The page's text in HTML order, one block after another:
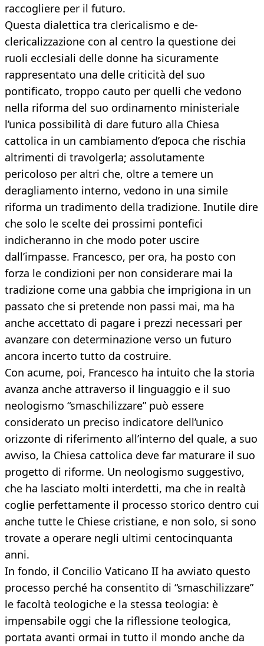
raccogliere per il futuro.
Questa dialettica tra clericalismo e de-
clericalizzazione con al centro la questione dei
ruoli ecclesiali delle donne ha sicuramente
rappresentato una delle criticità del suo
pontificato, troppo cauto per quelli che vedono
nella riforma del suo ordinamento ministeriale
l’unica possibilità di dare futuro alla Chiesa
cattolica in un cambiamento d’epoca che rischia
altrimenti di travolgerla; assolutamente
pericoloso per altri che, oltre a temere un
deragliamento interno, vedono in una simile
riforma un tradimento della tradizione. Inutile dire
che solo le scelte dei prossimi pontefici
indicheranno in che modo poter uscire
dall’impasse. Francesco, per ora, ha posto con
forza le condizioni per non considerare mai la
tradizione come una gabbia che imprigiona in un
passato che si pretende non passi mai, ma ha
anche accettato di pagare i prezzi necessari per
avanzare con determinazione verso un futuro
ancora incerto tutto da costruire.
Con acume, poi, Francesco ha intuito che la storia
avanza anche attraverso il linguaggio e il suo
neologismo “smaschilizzare” può essere
considerato un preciso indicatore dell’unico
orizzonte di riferimento all’interno del quale, a suo
avviso, la Chiesa cattolica deve far maturare il suo
progetto di riforme. Un neologismo suggestivo,
che ha lasciato molti interdetti, ma che in realtà
coglie perfettamente il processo storico dentro cui
anche tutte le Chiese cristiane, e non solo, si sono
trovate a operare negli ultimi centocinquanta
anni.
In fondo, il Concilio Vaticano II ha avviato questo
processo perché ha consentito di “smaschilizzare”
le facoltà teologiche e la stessa teologia: è
impensabile oggi che la riflessione teologica,
portata avanti ormai in tutto il mondo anche da